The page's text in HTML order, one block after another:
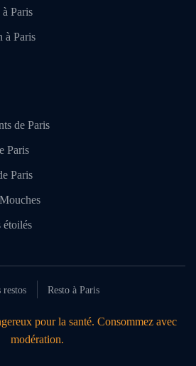
Paris
à Paris
de Paris
Paris
Paris
étoilés
restos Resto à Paris
pour la santé. Consommez avec
modération.